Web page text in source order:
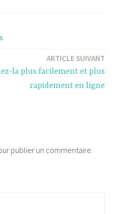
ARTICLE SUIVANT
la plus facilement et plus
rapidement en ligne
publier un commentaire.